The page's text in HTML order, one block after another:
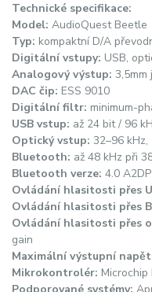
Technické specifikace:
Model: AudioQuest Beetle
Typ: kompaktní D/A
Digitální vstupy: USB,
Analogový výstup: 3,5mm
DAC čip: ESS 9010
Digitální filtr: minimum-
USB vstup: až 24 bit / 96
Optický vstup: 32–96
Bluetooth: až 48 kHz při
Bluetooth verze: 4.0
Ovládání hlasitosti přes
Ovládání hlasitosti přes
Ovládání hlasitosti přes
gain
Maximální výstupní
Mikrokontrolér: Microchip